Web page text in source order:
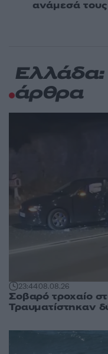
ανάμεσά
Ελλάδα:
άρθρα
23:4408.08.26
Σοβαρό τροχαίο
Τραυματίστηκαν